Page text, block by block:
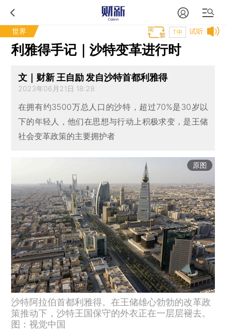
世界 试听
T中
利雅得手记｜沙特变革进行时
文｜财新 王自励 发自沙特首都利雅得
2023年06月21日 18:28
在拥有约3500万总人口的沙特，超过70%是30岁以
下的年轻人，他们在思想与行动上积极求变，是王储
社会变革政策的主要拥护者
原图
沙特阿拉伯首都利雅得。在王储雄心勃勃的改革政
策推动下，沙特王国保守的外衣正在一层层褪去。
图：视觉中国